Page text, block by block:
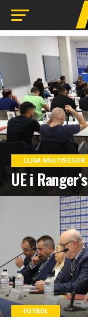
LLIGA MULTISEGUR
UE i
FUTBOL